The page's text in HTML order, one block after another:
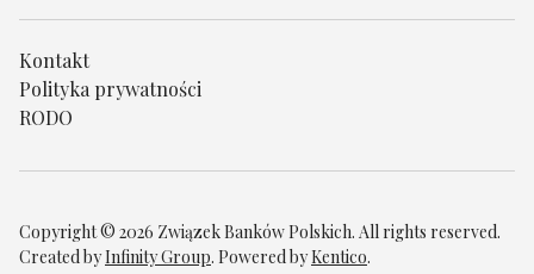
Kontakt
Polityka prywatności
RODO
Copyright © 2026 Związek Banków Polskich. All rights reserved.
Created byInfinity Group. Powered byKentico.